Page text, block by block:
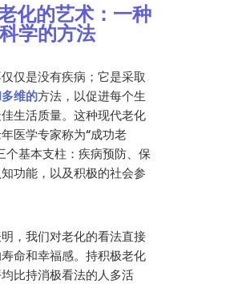
化的艺术：一种
学的方法
仅是没有疾病；它是采取
维的方法，以促进每个生
生活质量。这种现代老化
医学专家称为“成功老
个基本支柱：疾病预防、保
功能，以及积极的社会参
，我们对老化的看法直接
命和幸福感。持积极老化
比持消极看法的人多活